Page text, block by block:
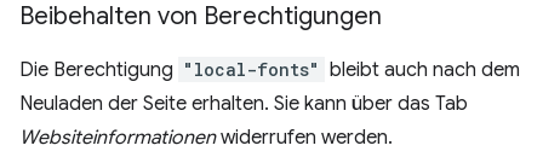
Beibehalten von Berechtigungen
Die Berechtigung "local-fonts" bleibt auch nach dem
Neuladen der Seite erhalten. Sie kann über das Tab
Websiteinformationenwiderrufen werden.